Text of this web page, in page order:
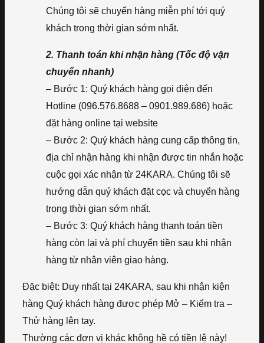
Chúng tôi sẽ chuyển hàng miễn phí tới quý
khách trong thời gian sớm nhất.
2. Thanh toán khi nhận hàng (Tốc độ vận
chuyển nhanh)
– Bước 1: Quý khách hàng gọi điện đến
Hotline (096.576.8688 – 0901.989.686) hoặc
đặt hàng online tại website
– Bước 2: Quý khách hàng cung cấp thông tin,
địa chỉ nhận hàng khi nhận được tin nhắn hoặc
cuộc gọi xác nhận từ 24KARA. Chúng tôi sẽ
hướng dẫn quý khách đặt cọc và chuyển hàng
trong thời gian sớm nhất.
– Bước 3: Quý khách hàng thanh toán tiền
hàng còn lại và phí chuyển tiền sau khi nhận
hàng từ nhân viên giao hàng.
Đặc biệt: Duy nhất tại 24KARA, sau khi nhận kiện
hàng Quý khách hàng được phép Mở – Kiểm tra –
Thử hàng lên tay.
Thường các đơn vị khác không hề có tiền lệ này!